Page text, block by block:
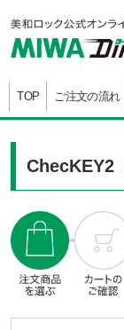
TOP ご注文の流れ
ChecKEY2